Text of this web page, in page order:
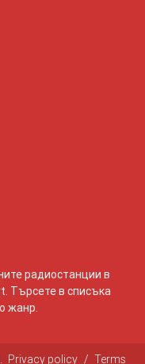
радиостанции в
Търсете в списъка
жанр.
Privacy policy / Terms